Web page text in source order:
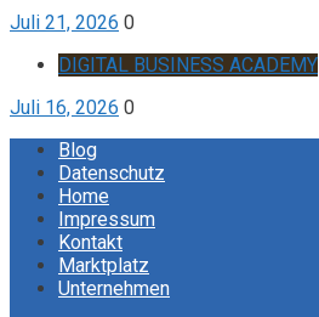
Juli 21, 2026 0
DIGITAL BUSINESS ACADEMY
Juli 16, 2026 0
Blog
Datenschutz
Home
Impressum
Kontakt
Marktplatz
Unternehmen